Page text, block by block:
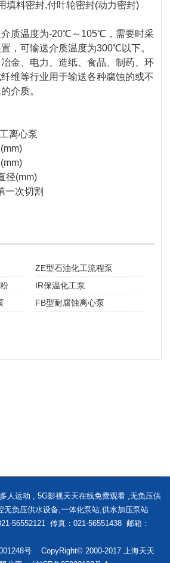
填料密封,付叶轮密封(动力密封)
介质温度为-20℃～105℃，需要时采
，可输送介质温度为300℃以下。
金、电力、造纸、食品、制药、环
维等行业用于输送各种腐蚀的或不
介质。
离心泵
径(mm)
一次切割
ZE型石油化工流程泵
IR保温化工泵
FB型耐腐蚀离心泵
人运动 , 5G影视天天在线免费观看 ,无负压供
无负压供水设备,一体化泵站,供水加压泵站
56552121 传真：021-56551438 邮箱：
号 CopyRight© 2000-2017 上海天天